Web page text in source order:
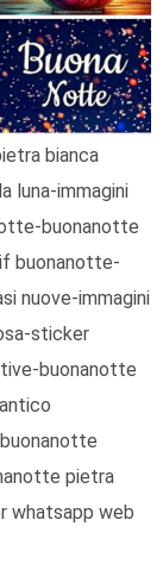
bianca
luna-immagini
buonanotte
buonanotte-
nuove-immagini
sticker
buonanotte
pietra
whatsapp web